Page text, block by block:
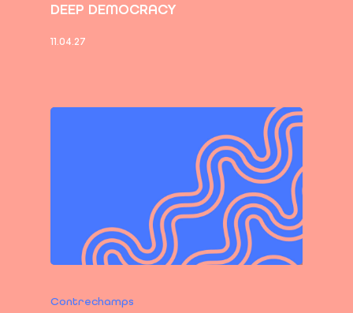
DEEP DEMOCRACY
11.04.27
Contrechamps